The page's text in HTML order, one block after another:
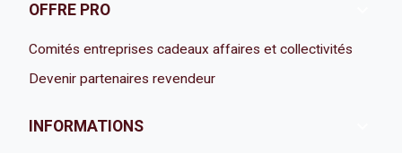
OFFRE PRO
Comités entreprises cadeaux affaires et collectivités
Devenir partenaires revendeur
INFORMATIONS